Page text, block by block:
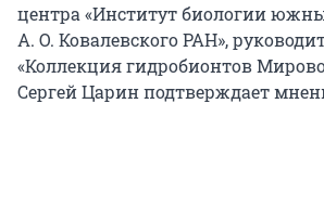
центра «Институт биологии
А. О. Ковалевского РАН»,
«Коллекция гидробионтов
Сергей Царин подтверждает